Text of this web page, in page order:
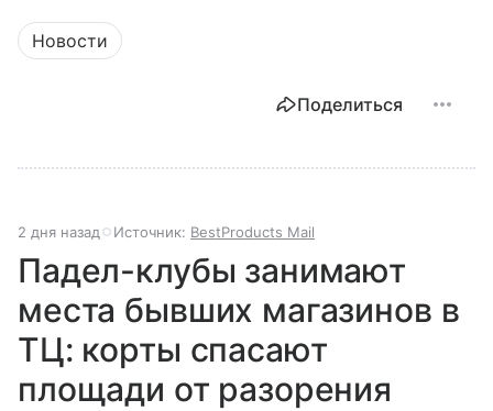
Новости
Поделиться
2 дня назад Источник: BestProducts Mail
Падел-клубы занимают
места бывших магазинов в
ТЦ: корты спасают
площади от разорения